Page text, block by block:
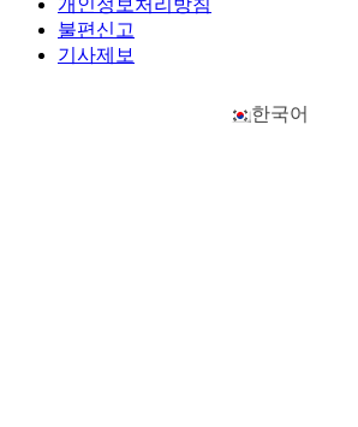
개인정보처리방침
불편신고
기사제보
한국어